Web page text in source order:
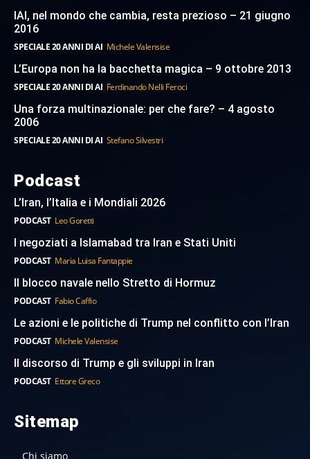
IAI, nel mondo che cambia, resta prezioso – 21 giugno
2016
SPECIALE 20 ANNI DI AI Michele Valensise
L’Europa non ha la bacchetta magica – 9 ottobre 2013
SPECIALE 20 ANNI DI AI Ferdinando Nelli Feroci
Una forza multinazionale: per che fare? – 4 agosto
2006
SPECIALE 20 ANNI DI AI Stefano Silvestri
Podcast
L’Iran, l’Italia e i Mondiali 2026
PODCAST Leo Goretti
I negoziati a Islamabad tra Iran e Stati Uniti
PODCAST Maria Luisa Fantappie
Il blocco navale nello Stretto di Hormuz
PODCAST Fabio Caffio
Le azioni e le politiche di Trump nel conflitto con l’Iran
PODCAST Michele Valensise
Il discorso di Trump e gli sviluppi in Iran
PODCAST Ettore Greco
Sitemap
Chi siamo